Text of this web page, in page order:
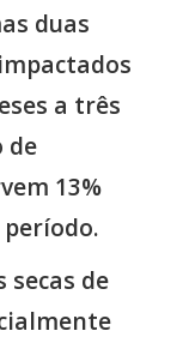
duas
a três
de
13%
secas de